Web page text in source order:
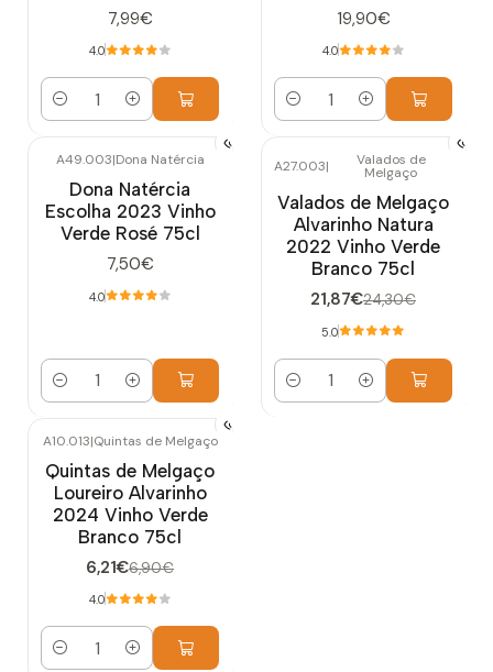
7,99€
4.0
Cantidad
19,90€
4.0
Cantidad
A49.003|Dona Natércia
Dona Natércia
Escolha 2023 Vinho
Verde Rosé 75cl
7,50€
4.0
Cantidad
-10%OFF
A27.003| Valados de
Melgaço
Valados de Melgaço
Alvarinho Natura
2022 Vinho Verde
Branco 75cl
21,87€24,30€
5.0
Cantidad
A10.013|Quintas de Melgaço
Quintas de Melgaço
Loureiro Alvarinho
2024 Vinho Verde
Branco 75cl
6,21€6,90€
4.0
Cantidad